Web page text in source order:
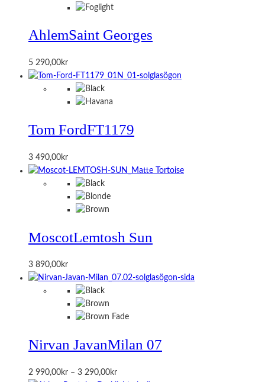
AhlemSaint Georges
5 290,00kr
Tom FordFT1179
3 490,00kr
MoscotLemtosh Sun
3 890,00kr
Nirvan JavanMilan 07
2 990,00kr – 3 290,00krPrisintervall: